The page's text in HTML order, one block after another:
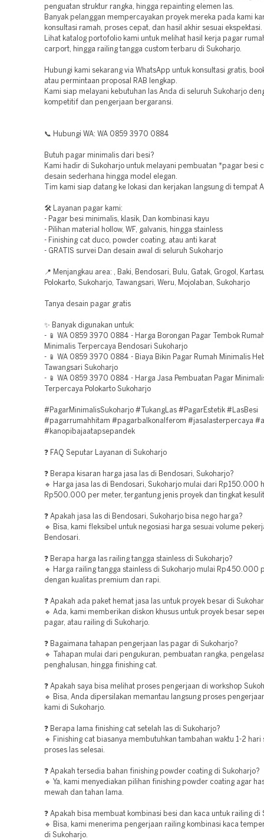
penguatan struktur rangka, hingga repainting elemen las.
Banyak pelanggan mempercayakan proyek mereka pada kami
konsultasi ramah, proses cepat, dan hasil akhir sesuai ekspektasi.
Lihat katalog portofolio kami untuk melihat hasil kerja pagar
carport, hingga railing tangga custom terbaru di Sukoharjo.
Hubungi kami sekarang via WhatsApp untuk konsultasi gratis,
atau permintaan proposal RAB lengkap.
Kami siap melayani kebutuhan las Anda di seluruh Sukoharjo
kompetitif dan pengerjaan bergaransi.
📞 Hubungi WA: WA 0859 3970 0884
Butuh pagar minimalis dari besi?
Kami hadir di Sukoharjo untuk melayani pembuatan *pagar besi
desain sederhana hingga model elegan.
Tim kami siap datang ke lokasi dan kerjakan langsung di tempat
🛠️ Layanan pagar kami:
- Pagar besi minimalis, klasik, Dan kombinasi kayu
- Pilihan material hollow, WF, galvanis, hingga stainless
- Finishing cat duco, powder coating, atau anti karat
- GRATIS survei Dan desain awal di seluruh Sukoharjo
📍 Menjangkau area: , Baki, Bendosari, Bulu, Gatak, Grogol,
Polokarto, Sukoharjo, Tawangsari, Weru, Mojolaban, Sukoharjo
Tanya desain pagar gratis
✨ Banyak digunakan untuk:
- 📱 WA 0859 3970 0884 - Harga Borongan Pagar Tembok
Minimalis Terpercaya Bendosari Sukoharjo
- 📱 WA 0859 3970 0884 - Biaya Bikin Pagar Rumah Minimalis
Tawangsari Sukoharjo
- 📱 WA 0859 3970 0884 - Harga Jasa Pembuatan Pagar
Terpercaya Polokarto Sukoharjo
#PagarMinimalisSukoharjo #TukangLas #PagarEstetik #LasBesi
#pagarrumahhitam #pagarbalkonalferom #jasalasterpercaya
#kanopibajaatapsepandek
❓ FAQ Seputar Layanan di Sukoharjo
❓ Berapa kisaran harga jasa las di Bendosari, Sukoharjo?
🔹 Harga jasa las di Bendosari, Sukoharjo mulai dari Rp150.000
Rp500.000 per meter, tergantung jenis proyek dan tingkat
❓ Apakah jasa las di Bendosari, Sukoharjo bisa nego harga?
🔹 Bisa, kami fleksibel untuk negosiasi harga sesuai volume
Bendosari.
❓ Berapa harga las railing tangga stainless di Sukoharjo?
🔹 Harga railing tangga stainless di Sukoharjo mulai Rp450.000
dengan kualitas premium dan rapi.
❓ Apakah ada paket hemat jasa las untuk proyek besar di
🔹 Ada, kami memberikan diskon khusus untuk proyek besar
pagar, atau railing di Sukoharjo.
❓ Bagaimana tahapan pengerjaan las pagar di Sukoharjo?
🔹 Tahapan mulai dari pengukuran, pembuatan rangka,
penghalusan, hingga finishing cat.
❓ Apakah saya bisa melihat proses pengerjaan di workshop
🔹 Bisa, Anda dipersilakan memantau langsung proses
kami di Sukoharjo.
❓ Berapa lama finishing cat setelah las di Sukoharjo?
🔹 Finishing cat biasanya membutuhkan tambahan waktu 1-2 hari
proses las selesai.
❓ Apakah tersedia bahan finishing powder coating di Sukoharjo?
🔹 Ya, kami menyediakan pilihan finishing powder coating agar
mewah dan tahan lama.
❓ Apakah bisa membuat kombinasi besi dan kaca untuk railing di
🔹 Bisa, kami menerima pengerjaan railing kombinasi kaca
di Sukoharjo.